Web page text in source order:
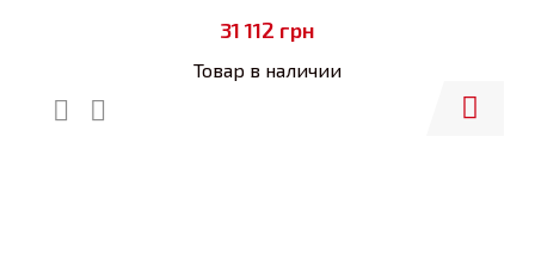
31 112 грн
Товар в наличии